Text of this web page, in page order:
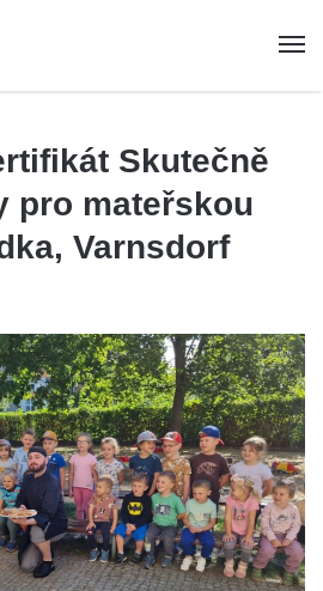
Skutečně
pro mateřskou
Varnsdorf